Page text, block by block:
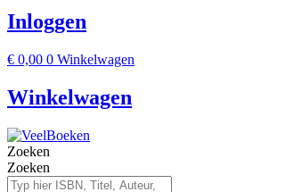
Inloggen
€ 0,00 0 Winkelwagen
Winkelwagen
Zoeken
Zoeken